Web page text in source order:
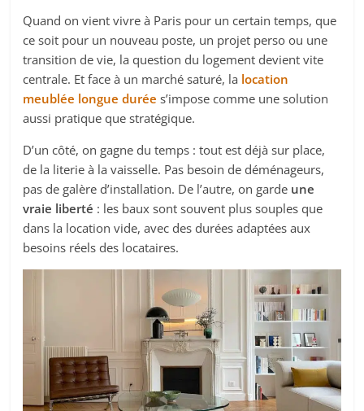
Quand on vient vivre à Paris pour un certain temps, que
ce soit pour un nouveau poste, un projet perso ou une
transition de vie, la question du logement devient vite
centrale. Et face à un marché saturé, la location
meublée longue durée s’impose comme une solution
aussi pratique que stratégique.
D’un côté, on gagne du temps : tout est déjà sur place,
de la literie à la vaisselle. Pas besoin de déménageurs,
pas de galère d’installation. De l’autre, on garde une
vraie liberté : les baux sont souvent plus souples que
dans la location vide, avec des durées adaptées aux
besoins réels des locataires.